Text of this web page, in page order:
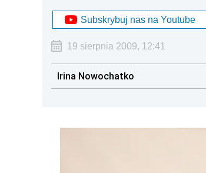
Subskrybuj nas na Youtube
19 sierpnia 2009, 12:41
Irina Nowochatko